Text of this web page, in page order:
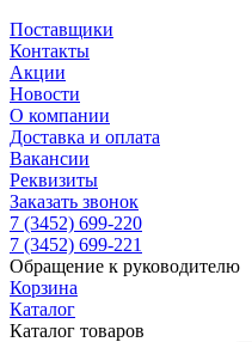
Поставщики
Контакты
Акции
Новости
О компании
Доставка и оплата
Вакансии
Реквизиты
Заказать звонок
7 (3452) 699-220
7 (3452) 699-221
Обращение к руководителю
Корзина
Каталог
Каталог товаров